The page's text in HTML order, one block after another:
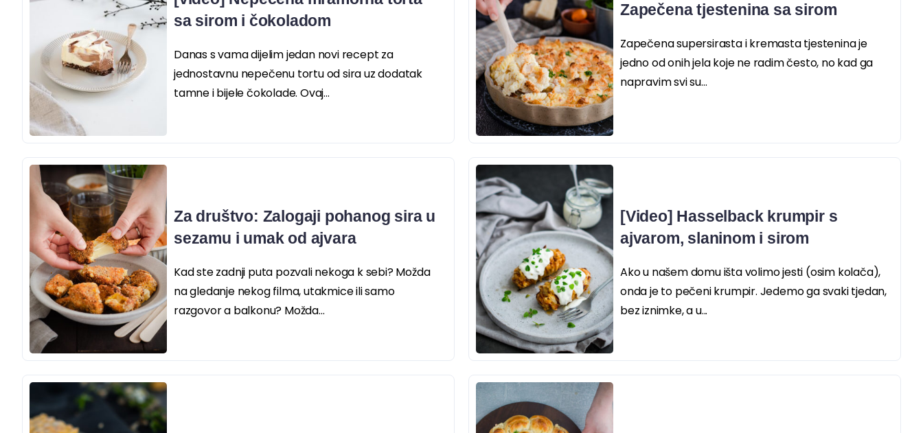
sa sirom i čokoladom
Danas s vama dijelim jedan novi recept za
jednostavnu nepečenu tortu od sira uz dodatak
tamne i bijele čokolade. Ovaj...
Zapečena tjestenina sa sirom
Zapečena supersirasta i kremasta tjestenina je
jedno od onih jela koje ne radim često, no kad ga
napravim svi su...
Za društvo: Zalogaji pohanog sira u
sezamu i umak od ajvara
Kad ste zadnji puta pozvali nekoga k sebi? Možda
na gledanje nekog filma, utakmice ili samo
razgovor a balkonu? Možda...
[Video] Hasselback krumpir s
ajvarom, slaninom i sirom
Ako u našem domu išta volimo jesti (osim kolača),
onda je to pečeni krumpir. Jedemo ga svaki tjedan,
bez iznimke, a u...